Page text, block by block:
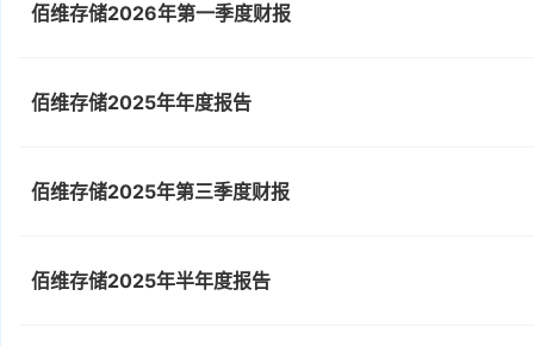
佰维存储2026年第一季度财报
佰维存储2025年年度报告
佰维存储2025年第三季度财报
佰维存储2025年半年度报告